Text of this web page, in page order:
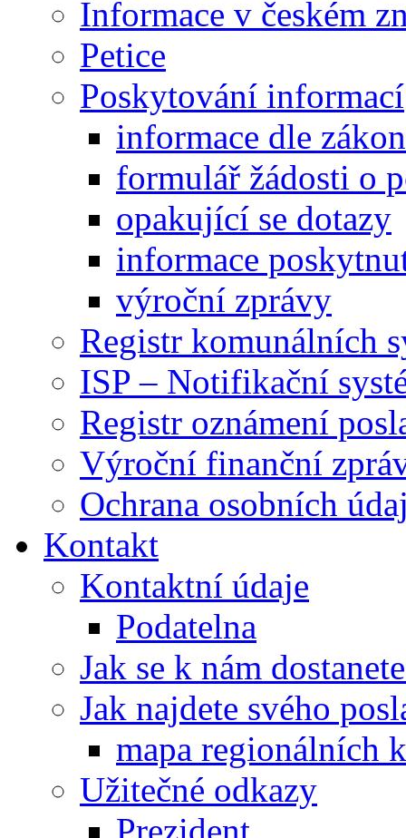
Informace v českém
Petice
Poskytování informací
informace dle
formulář žádosti o
opakující se dotazy
informace
výroční zprávy
Registr komunálních
ISP – Notifikační
Registr oznámení
Výroční finanční
Ochrana osobních
Kontakt
Kontaktní údaje
Podatelna
Jak se k nám
Jak najdete svého
mapa regionálních
Užitečné odkazy
Prezident